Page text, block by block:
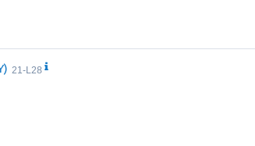
21-L28